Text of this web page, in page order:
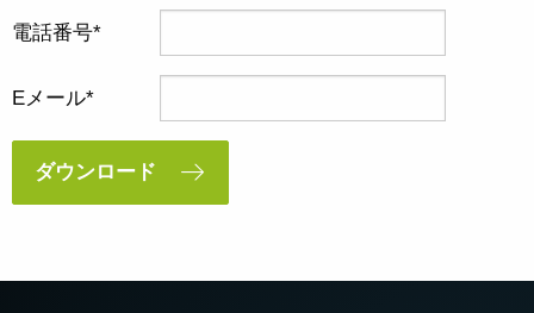
電話番号
Eメール
ダウンロード